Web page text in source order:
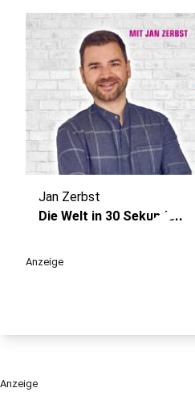
Jan Zerbst
Die Welt in 30 Sekunden
Anzeige
Anzeige